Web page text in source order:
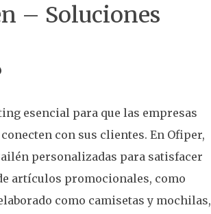
– Soluciones
esencial para que las empresas
con sus clientes. En Ofiper,
personalizadas para satisfacer
artículos promocionales, como
como camisetas y mochilas,